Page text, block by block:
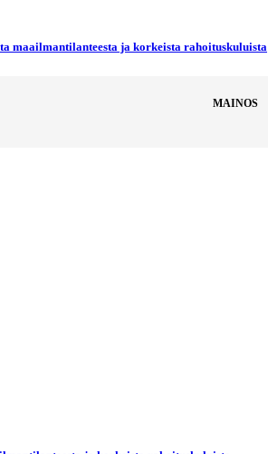
maailmantilanteesta ja korkeista rahoituskuluista
MAINOS